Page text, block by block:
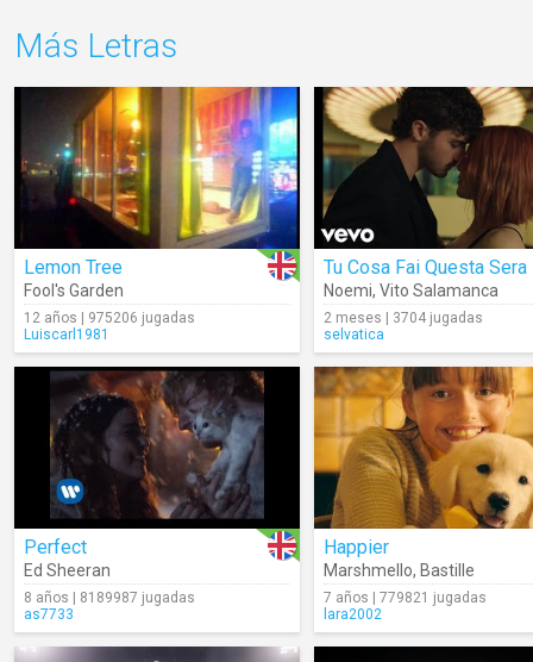
Más Letras
Lemon Tree
Fool's Garden
12 años | 975206 jugadas
Luiscarl1981
Tu Cosa Fai Questa Sera
Noemi, Vito Salamanca
2 meses | 3704 jugadas
selvatica
Perfect
Ed Sheeran
8 años | 8189987 jugadas
as7733
Happier
Marshmello, Bastille
7 años | 779821 jugadas
lara2002